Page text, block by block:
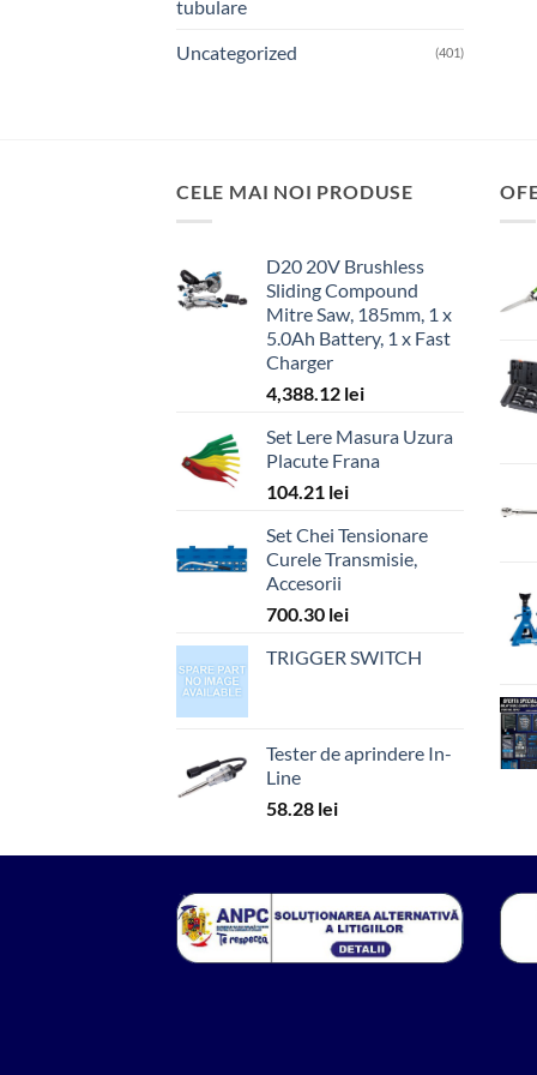
tubulare
Uncategorized (401)
CELE MAI NOI PRODUSE
D20 20V Brushless
Sliding Compound
Mitre Saw, 185mm, 1 x
5.0Ah Battery, 1 x Fast
Charger
4,388.12 lei
Set Lere Masura Uzura
Placute Frana
104.21 lei
Set Chei Tensionare
Curele Transmisie,
Accesorii
700.30 lei
TRIGGER SWITCH
Tester de aprindere In-
Line
58.28 lei